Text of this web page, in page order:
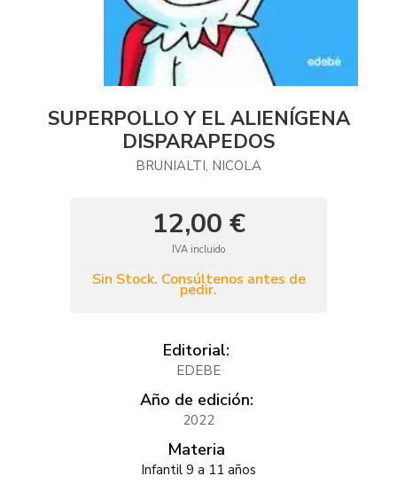
SUPERPOLLO Y EL ALIENÍGENA
DISPARAPEDOS
BRUNIALTI, NICOLA
12,00 €
IVA incluido
Sin Stock. Consúltenos antes de
pedir.
Editorial:
EDEBE
Año de edición:
2022
Materia
Infantil 9 a 11 años